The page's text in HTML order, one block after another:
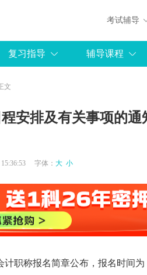
考试辅导
复习指导 辅导课程
文
安排及有关事项的通
15:36:53 字体： 大 小
计职称报名简章公布，报名时间为